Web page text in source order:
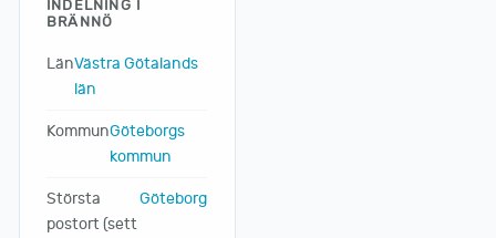
INDELNING I
BRÄNNÖ
LänVästra Götalands
län
KommunGöteborgs
kommun
Största
postort (sett
Göteborg